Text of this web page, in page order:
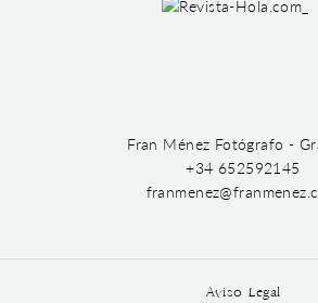
Fran Ménez Fotógrafo -
+34 652592145
Aviso Legal